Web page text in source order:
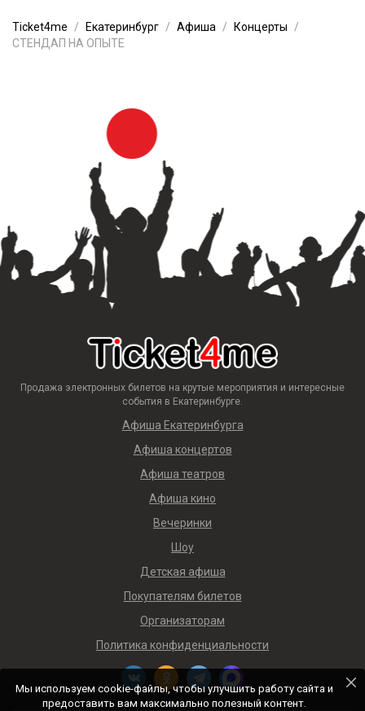
Ticket4me Екатеринбург Афиша
Концерты
СТЕНДАП НА ОПЫТЕ
Продажа электронных билетов на крутые мероприятия и интересные
события в Екатеринбурге.
Афиша Екатеринбурга
Афиша концертов
Афиша театров
Афиша кино
Вечеринки
Шоу
Детская афиша
Покупателям билетов
Организаторам
Политика конфиденциальности
Мы используем cookie-файлы, чтобы улучшить работу сайта и
предоставить вам максимально полезный контент.